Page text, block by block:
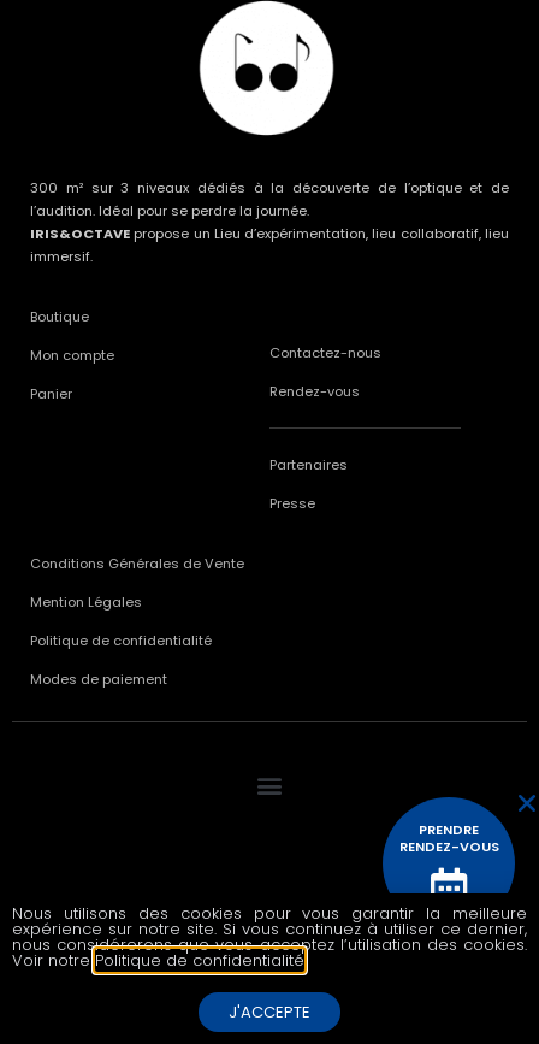
300 m² sur 3 niveaux dédiés à la découverte de l’optique et de
l’audition. Idéal pour se perdre la journée.
IRIS&OCTAVE propose un Lieu d’expérimentation, lieu collaboratif, lieu
immersif.
Boutique
Mon compte
Panier
Contactez-nous
Rendez-vous
Partenaires
Presse
Conditions Générales de Vente
Mention Légales
Politique de confidentialité
Modes de paiement
© 2020 All rights reserved
PRENDRE
RENDEZ-VOUS
CONTACTEZ
Nous utilisons des cookies pour vous garantir la meilleure
expérience sur notre site. Si vous continuez à utiliser ce dernier,
nous considérerons que vous acceptez l’utilisation des cookies.
Voir notre Politique de confidentialité
J'ACCEPTE